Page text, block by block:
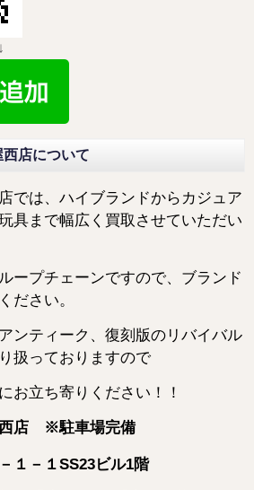
店について
では、ハイブランドからカジュア
具まで幅広く買取させていただい
ープチェーンですので、ブランド
ださい。
ンティーク、復刻版のリバイバル
扱っておりますので
お立ち寄りください！！
店 ※駐車場完備
１－１SS23ビル1階